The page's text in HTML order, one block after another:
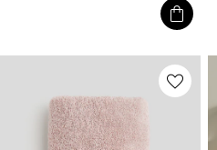
shopping_bag
favorite